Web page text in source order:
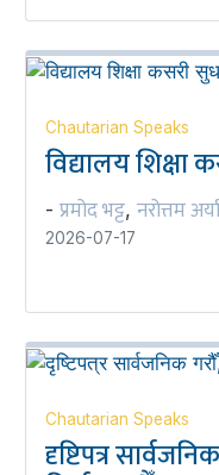
Chautarian Speaks
विद्यालय शिक्षा
- प्रमोद भट्ट, नरोत्तम
2026-07-17
Chautarian Speaks
दृष्टिपत्र